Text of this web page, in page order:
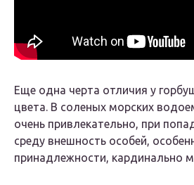
Еще одна черта отличия у
цвета. В соленых морских
очень привлекательно, при
среду внешность особей,
принадлежности, кардинально